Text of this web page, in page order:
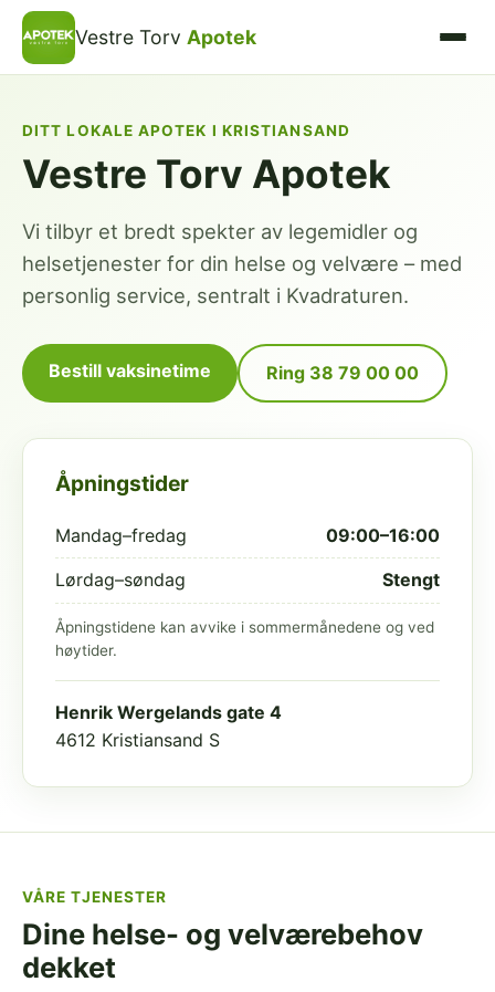
Vestre Torv Apotek
DITT LOKALE APOTEK I KRISTIANSAND
Vestre Torv Apotek
Vi tilbyr et bredt spekter av legemidler og
helsetjenester for din helse og velvære – med
personlig service, sentralt i Kvadraturen.
Bestill vaksinetime Ring 38 79 00 00
Åpningstider
Mandag–fredag 09:00–16:00
Lørdag–søndag Stengt
Åpningstidene kan avvike i sommermånedene og ved
høytider.
Henrik Wergelands gate 4
4612 Kristiansand S
VÅRE TJENESTER
Dine helse- og velværebehov
dekket